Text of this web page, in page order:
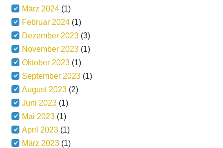
März 2024 (1)
Februar 2024 (1)
Dezember 2023 (3)
November 2023 (1)
Oktober 2023 (1)
September 2023 (1)
August 2023 (2)
Juni 2023 (1)
Mai 2023 (1)
April 2023 (1)
März 2023 (1)